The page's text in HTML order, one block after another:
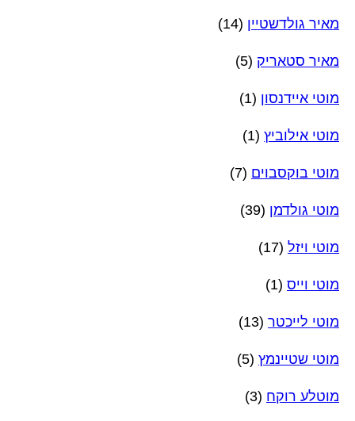
מאיר גולדשטיין (14)
מאיר סטאריק (5)
מוטי איידנסון (1)
מוטי אילוביץ (1)
מוטי בוקסבוים (7)
מוטי גולדמן (39)
מוטי ויזל (17)
מוטי וייס (1)
מוטי לייכטר (13)
מוטי שטיינמץ (5)
מוטלע רוקח (3)